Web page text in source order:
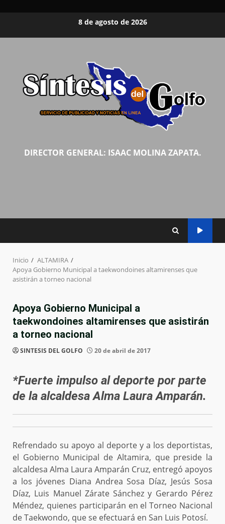
8 de agosto de 2026
DIRECTOR GENERAL: ISAAC MOLINA ZAPATA.
Inicio
ALTAMIRA
Apoya Gobierno Municipal a taekwondoines altamirenses que
asistirán a torneo nacional
Apoya Gobierno Municipal a
taekwondoines altamirenses que asistirán
a torneo nacional
SINTESIS DEL GOLFO 20 de abril de 2017
*Fuerte impulso al deporte por parte
de la alcaldesa Alma Laura Amparán.
Refrendado su apoyo al deporte y a los deportistas,
el Gobierno Municipal de Altamira, que preside la
alcaldesa Alma Laura Amparán Cruz, entregó apoyos
a los jóvenes Diana Andrea Sosa Díaz, Jesús Sosa
Díaz, Luis Manuel Zárate Sánchez y Gerardo Pérez
Méndez, quienes participarán en el Torneo Nacional
de Taekwondo, que se efectuará en San Luis Potosí.